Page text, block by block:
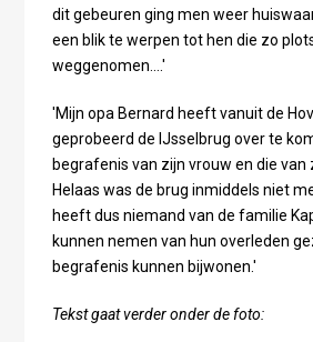
dit gebeuren ging men weer
een blik te werpen tot hen die zo
weggenomen….'
'Mijn opa Bernard heeft vanuit de
geprobeerd de IJsselbrug over te
begrafenis van zijn vrouw en die van
Helaas was de brug inmiddels niet
heeft dus niemand van de familie
kunnen nemen van hun overleden
begrafenis kunnen bijwonen.'
Tekst gaat verder onder de foto: